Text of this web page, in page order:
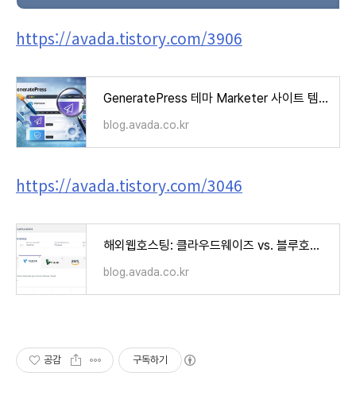
https://avada.tistory.com/3906
GeneratePress 테마 Marketer 사이트 템플릿 커스텀 방법
blog.avada.co.kr
https://avada.tistory.com/3046
해외웹호스팅: 클라우드웨이즈 vs. 블루호스트 vs. 카페24 비교 (Cloudways vs. Bluehost vs. Cafe24)
blog.avada.co.kr
공감 구독하기